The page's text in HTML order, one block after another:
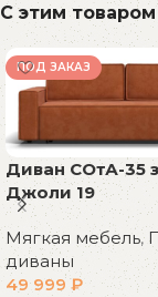
С этим
ПОД ЗАКАЗ
Диван СОтА-35
Джоли 19
Мягкая мебель,
диваны
49 999₽